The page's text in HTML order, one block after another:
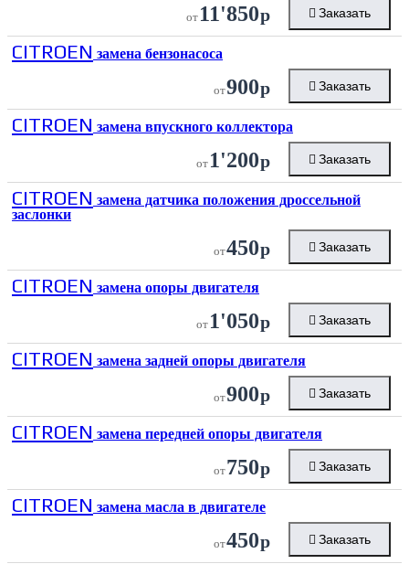
от 11'850р Заказать
CITROEN замена бензонасоса
от900р Заказать
CITROEN замена впускного коллектора
от 1'200р Заказать
CITROEN замена датчика положения дроссельной
заслонки
от450р Заказать
CITROEN замена опоры двигателя
от 1'050р Заказать
CITROEN замена задней опоры двигателя
от900р Заказать
CITROEN замена передней опоры двигателя
от750р Заказать
CITROEN замена масла в двигателе
от450р Заказать